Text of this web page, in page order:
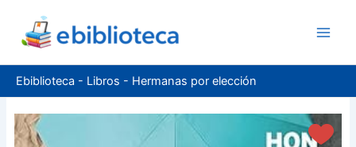
contenido
Ebiblioteca - Libros - Hermanas por elección